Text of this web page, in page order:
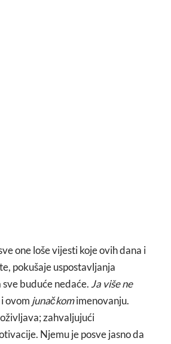
one loše vijesti koje ovih dana i
pokušaje uspostavljanja
buduće nedaće.Ja više ne
ovom junačkomimenovanju.
zahvaljujući
Njemu je posve jasno da